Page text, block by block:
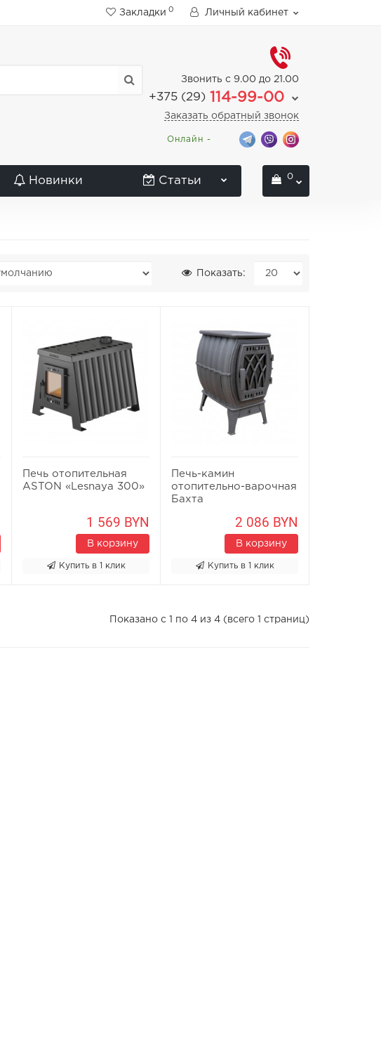
Закладки 0 Личный кабинет
Звонить с 9.00 до 21.00
+375 (29) 114-99-00
Заказать обратный звонок
Онлайн -
Новинки Статьи 0
Показать:
Печь отопительная
ASTON «Lesnaya 300»
1 569 BYN
В корзину
Купить в 1 клик
Печь-камин
отопительно-варочная
Бахта
2 086 BYN
В корзину
Купить в 1 клик
Показано с 1 по 4 из 4 (всего 1 страниц)